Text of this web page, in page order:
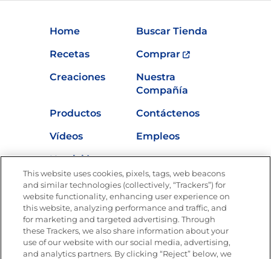
Home
Buscar Tienda
Recetas
Comprar
Creaciones
Nuestra
Compañía
Productos
Contáctenos
Vídeos
Empleos
Nutrición
Únete a La Cocina Goya®
Recibe Nuevas Recetas, Ofertas Especiales y
Promociones
SÍGUENOS EN LAS REDES SOCIALES
This website uses cookies, pixels, tags, web beacons
and similar technologies (collectively, “Trackers”) for
website functionality, enhancing user experience on
this website, analyzing performance and traffic, and
for marketing and targeted advertising. Through
these Trackers, we also share information about your
use of our website with our social media, advertising,
and analytics partners. By clicking “Reject” below, we